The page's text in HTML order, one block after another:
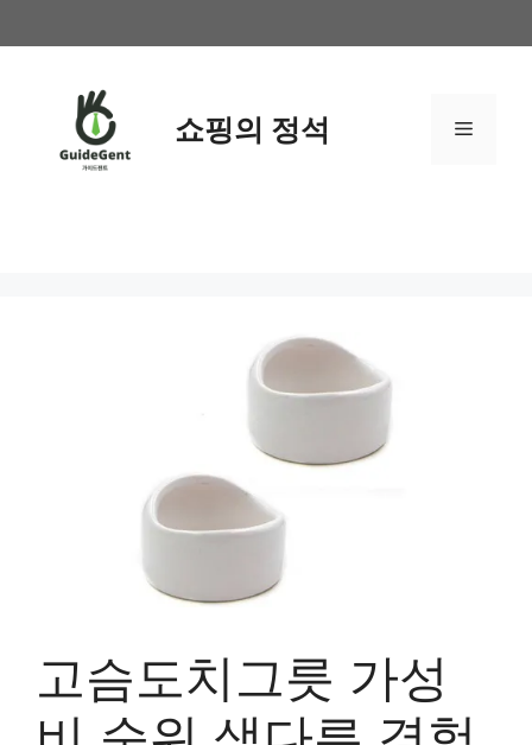
텐
쇼핑의 정석 메
고슴도치그릇 가성